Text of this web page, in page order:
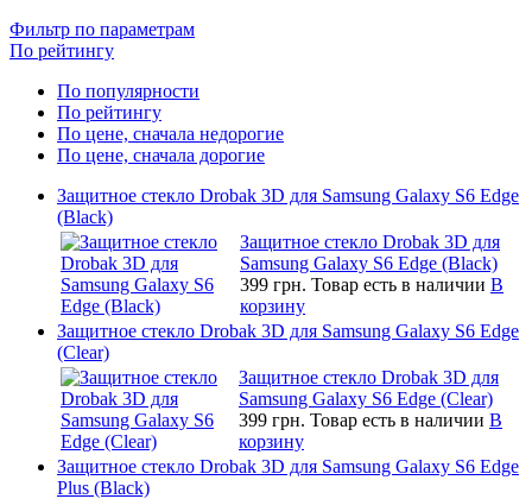
Фильтр по параметрам
По рейтингу
По популярности
По рейтингу
По цене, сначала недорогие
По цене, сначала дорогие
Защитное стекло Drobak 3D для Samsung Galaxy S6 Edge
(Black)
Защитное стекло Drobak 3D для
Samsung Galaxy S6 Edge (Black)
399 грн. Товар есть в наличии В
корзину
Защитное стекло Drobak 3D для Samsung Galaxy S6 Edge
(Clear)
Защитное стекло Drobak 3D для
Samsung Galaxy S6 Edge (Clear)
399 грн. Товар есть в наличии В
корзину
Защитное стекло Drobak 3D для Samsung Galaxy S6 Edge
Plus (Black)